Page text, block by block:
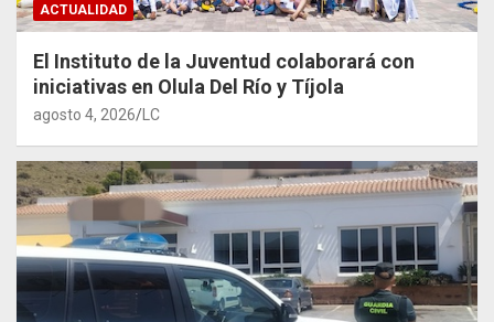
ACTUALIDAD
El Instituto de la Juventud colaborará con
iniciativas en Olula Del Río y Tíjola
agosto 4, 2026 LC